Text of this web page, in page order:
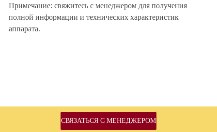
Примечание: свяжитесь с менеджером для получения
полной информации и технических характеристик
аппарата.
СВЯЗАТЬСЯ С МЕНЕДЖЕРОМ